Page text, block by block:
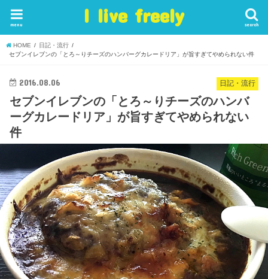
I live freely search
menu
HOME
日記・流行
セブンイレブンの「とろ～りチーズのハンバーグカレードリア」が旨すぎてやめられない件
日記・流行
2016.08.06
セブンイレブンの「とろ～りチーズのハンバ
ーグカレードリア」が旨すぎてやめられない
件